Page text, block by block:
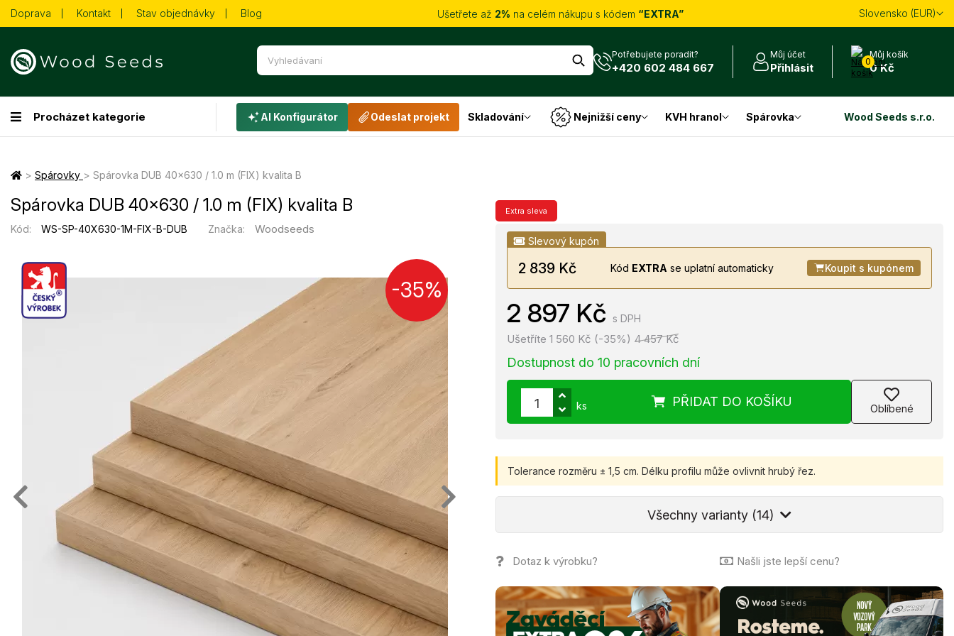
Doprava Kontakt Stav objednávky Blog Ušetřete až 2% na celém nákupu s kódem “EXTRA” Slovensko (EUR)
Potřebujete poradit?
+420 602 484 667
Můj účet
Přihlásit 0
Můj košík
0 Kč
Procházet kategorie AI Konfigurátor Odeslat projekt Skladování Nejnižší ceny KVH hranol Spárovka Wood Seeds s.r.o.
> Spárovky > Spárovka DUB 40×630 / 1.0 m (FIX) kvalita B
Spárovka DUB 40×630 / 1.0 m (FIX) kvalita B
Kód: WS-SP-40X630-1M-FIX-B-DUB Značka: Woodseeds
-35%
Extra sleva
Slevový kupón
2 839 Kč Kód EXTRA se uplatní automaticky Koupit s kupónem
2 897 Kč s DPH
4 457 Kč
Ušetříte 1 560 Kč (-35%)
Dostupnost do 10 pracovních dní
PŘIDAT DO KOŠÍKU
ks Oblíbené
Tolerance rozměru ± 1,5 cm. Délku profilu může ovlivnit hrubý řez.
Všechny varianty (14)
Dotaz k výrobku? Našli jste lepší cenu?